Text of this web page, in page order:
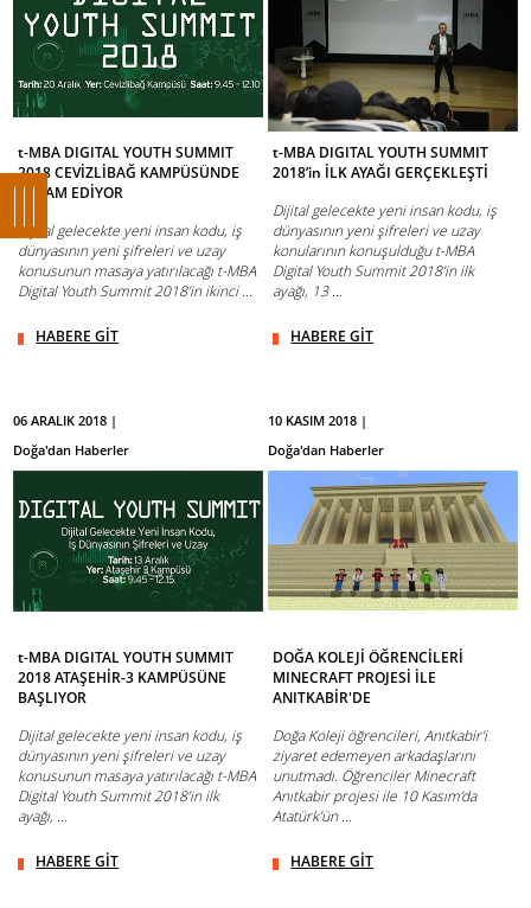
t-MBA DIGITAL YOUTH SUMMIT
2018 CEVİZLİBAĞ KAMPÜSÜNDE
DEVAM EDİYOR
Dijital gelecekte yeni insan kodu, iş
dünyasının yeni şifreleri ve uzay
konusunun masaya yatırılacağı t-MBA
Digital Youth Summit 2018’in ikinci ...
HABERE GİT
t-MBA DIGITAL YOUTH SUMMIT
2018’in İLK AYAĞI GERÇEKLEŞTİ
Dijital gelecekte yeni insan kodu, iş
dünyasının yeni şifreleri ve uzay
konularının konuşulduğu t-MBA
Digital Youth Summit 2018’in ilk
ayağı, 13 ...
HABERE GİT
06 ARALIK 2018 |
Doğa'dan Haberler
t-MBA DIGITAL YOUTH SUMMIT
2018 ATAŞEHİR-3 KAMPÜSÜNE
BAŞLIYOR
Dijital gelecekte yeni insan kodu, iş
dünyasının yeni şifreleri ve uzay
konusunun masaya yatırılacağı t-MBA
Digital Youth Summit 2018’in ilk
ayağı, ...
HABERE GİT
10 KASIM 2018 |
Doğa'dan Haberler
DOĞA KOLEJİ ÖĞRENCİLERİ
MINECRAFT PROJESİ İLE
ANITKABİR'DE
Doğa Koleji öğrencileri, Anıtkabir’i
ziyaret edemeyen arkadaşlarını
unutmadı. Öğrenciler Minecraft
Anıtkabir projesi ile 10 Kasım’da
Atatürk’ün ...
HABERE GİT